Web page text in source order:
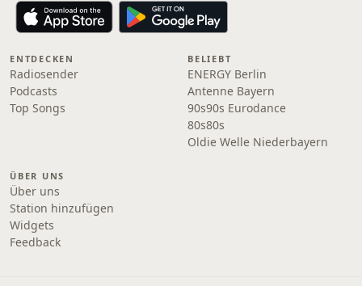
ENTDECKEN
Radiosender
Podcasts
Top Songs
BELIEBT
ENERGY Berlin
Antenne Bayern
90s90s Eurodance
80s80s
Oldie Welle Niederbayern
ÜBER UNS
Über uns
Station hinzufügen
Widgets
Feedback